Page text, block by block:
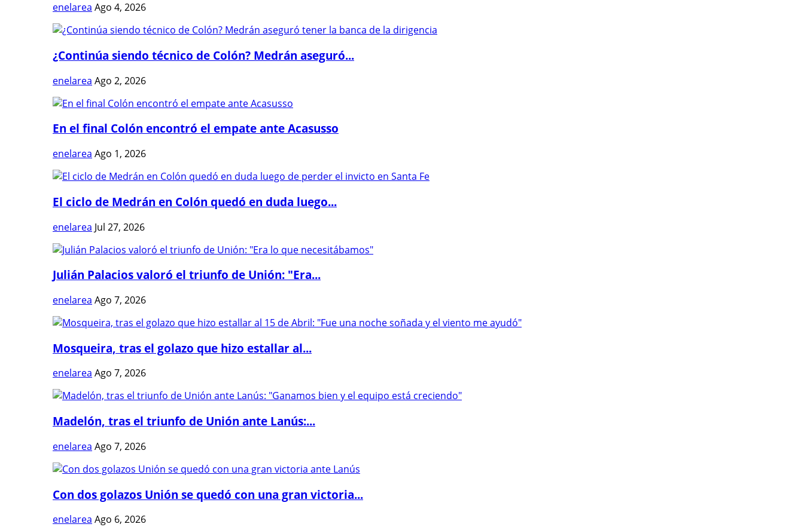
enelarea Ago 4, 2026
¿Continúa siendo técnico de Colón? Medrán aseguró...
enelarea Ago 2, 2026
En el final Colón encontró el empate ante Acasusso
enelarea Ago 1, 2026
El ciclo de Medrán en Colón quedó en duda luego...
enelarea Jul 27, 2026
Julián Palacios valoró el triunfo de Unión: "Era...
enelarea Ago 7, 2026
Mosqueira, tras el golazo que hizo estallar al...
enelarea Ago 7, 2026
Madelón, tras el triunfo de Unión ante Lanús:...
enelarea Ago 7, 2026
Con dos golazos Unión se quedó con una gran victoria...
enelarea Ago 6, 2026